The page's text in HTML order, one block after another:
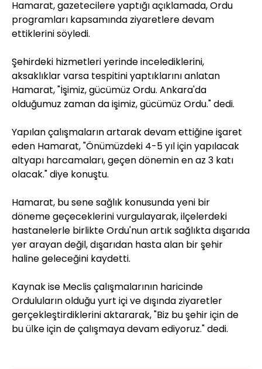
Hamarat, gazetecilere yaptığı açıklamada, Ordu
programları kapsamında ziyaretlere devam
ettiklerini söyledi.
Şehirdeki hizmetleri yerinde incelediklerini,
aksaklıklar varsa tespitini yaptıklarını anlatan
Hamarat, "İşimiz, gücümüz Ordu. Ankara'da
olduğumuz zaman da işimiz, gücümüz Ordu." dedi.
Yapılan çalışmaların artarak devam ettiğine işaret
eden Hamarat, "Önümüzdeki 4-5 yıl için yapılacak
altyapı harcamaları, geçen dönemin en az 3 katı
olacak." diye konuştu.
Hamarat, bu sene sağlık konusunda yeni bir
döneme geçeceklerini vurgulayarak, ilçelerdeki
hastanelerle birlikte Ordu'nun artık sağlıkta dışarıda
yer arayan değil, dışarıdan hasta alan bir şehir
haline geleceğini kaydetti.
Kaynak ise Meclis çalışmalarının haricinde
Orduluların olduğu yurt içi ve dışında ziyaretler
gerçekleştirdiklerini aktararak, "Biz bu şehir için de
bu ülke için de çalışmaya devam ediyoruz." dedi.